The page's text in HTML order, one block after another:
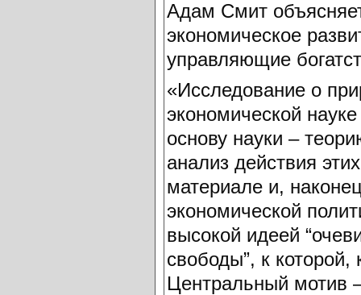
Адам Смит
экономическое
управляющие
«Исследование о
экономической
основу науки –
анализ действия
материале и,
экономической
высокой идеей
свободы”, к
Центральный мотив